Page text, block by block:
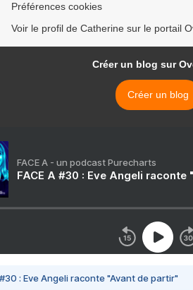
Préférences cookies
Voir le profil de Catherine sur le portail
Créer un blog sur
Créer un blog
FACE A - un podcast Purecharts
FACE A #30 : Eve Angeli raconte
#30 : Eve Angeli raconte "Avant de partir"